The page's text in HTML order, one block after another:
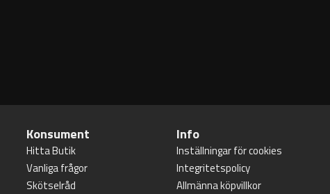
Konsument
Hitta Butik
Vanliga frågor
Skötselråd
Info
Inställningar för cookies
Integritetspolicy
Allmänna köpvillkor